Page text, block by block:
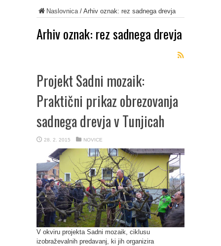
Naslovnica/ Arhiv oznak: rez sadnega drevja
Arhiv oznak: rez sadnega drevja
Projekt Sadni mozaik:
Praktični prikaz obrezovanja
sadnega drevja v Tunjicah
28. 2. 2015 NOVICE
V okviru projekta Sadni mozaik, ciklusu
izobraževalnih predavanj, ki jih organizira